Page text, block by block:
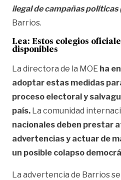
ilegal de campañas políticas
Barrios.
Lea: Estos colegios
disponibles
La directora de la MOE ha
adoptar estas medidas
proceso electoral y
país. La comunidad
nacionales deben prestar
advertencias y actuar de
un posible colapso
La advertencia de Barrios se